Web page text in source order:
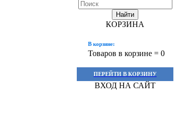
Найти
КОРЗИНА
В корзине:
Товаров в корзине = 0
ПЕРЕЙТИ В КОРЗИНУ
ВХОД НА САЙТ